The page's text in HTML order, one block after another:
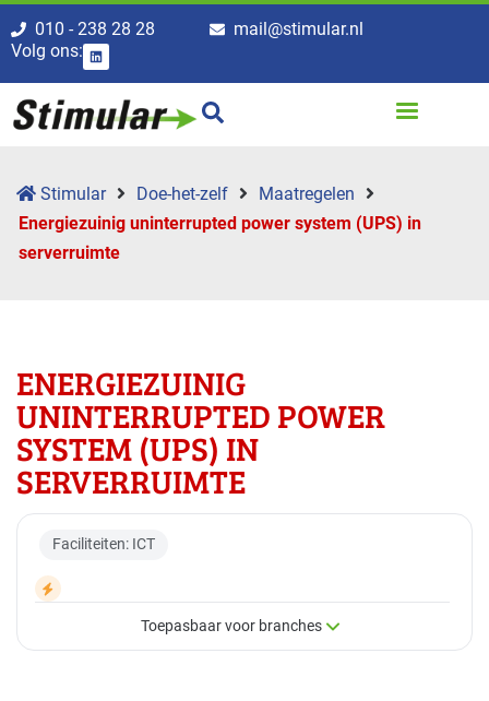
010 - 238 28 28
mail@stimular.nl
Volg ons:
Stimular Doe-het-zelf
Maatregelen
Energiezuinig uninterrupted power system (UPS) in
serverruimte
ENERGIEZUINIG
UNINTERRUPTED POWER
SYSTEM (UPS) IN
SERVERRUIMTE
Faciliteiten: ICT
Toepasbaar voor branches